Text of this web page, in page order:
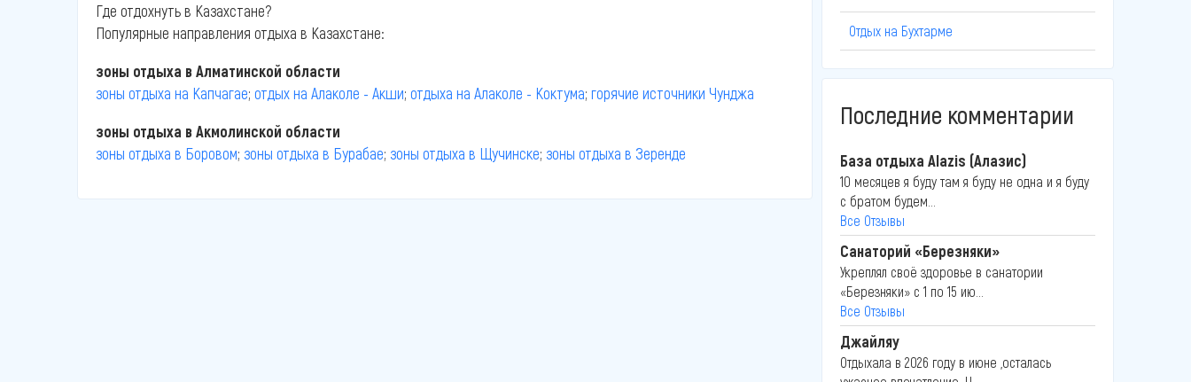
Где отдохнуть в Казахстане?
Популярные направления отдыха в Казахстане:
зоны отдыха в Алматинской области
зоны отдыха на Капчагае; отдых на Алаколе - Акши; отдыха на Алаколе - Коктума; горячие источники Чунджа
зоны отдыха в Акмолинской области
зоны отдыха в Боровом; зоны отдыха в Бурабае; зоны отдыха в Щучинске; зоны отдыха в Зеренде
Отдых на Бухтарме
Последние комментарии
База отдыха Alazis (Алазис)
10 месяцев я буду там я буду не одна и я буду
с братом будем...
Все Отзывы
Санаторий «Березняки»
Укреплял своё здоровье в санатории
«Березняки» с 1 по 15 ию...
Все Отзывы
Джайляу
Отдыхала в 2026 году в июне ,осталась